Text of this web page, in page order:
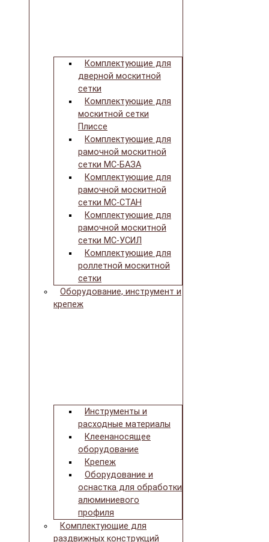
Комплектующие для
дверной москитной
сетки
Комплектующие для
москитной сетки
Плиссе
Комплектующие для
рамочной москитной
сетки МС-БАЗА
Комплектующие для
рамочной москитной
сетки МС-СТАН
Комплектующие для
рамочной москитной
сетки МС-УСИЛ
Комплектующие для
роллетной москитной
сетки
Оборудование, инструмент и
крепеж
Инструменты и
расходные материалы
Клеенаносящее
оборудование
Крепеж
Оборудование и
оснастка для обработки
алюминиевого
профиля
Комплектующие для
раздвижных конструкций